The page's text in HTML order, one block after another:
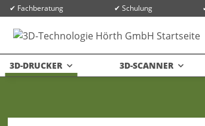
✔ Fachberatung ✔ Schulung
3D-DRUCKER 3D-SCANNER